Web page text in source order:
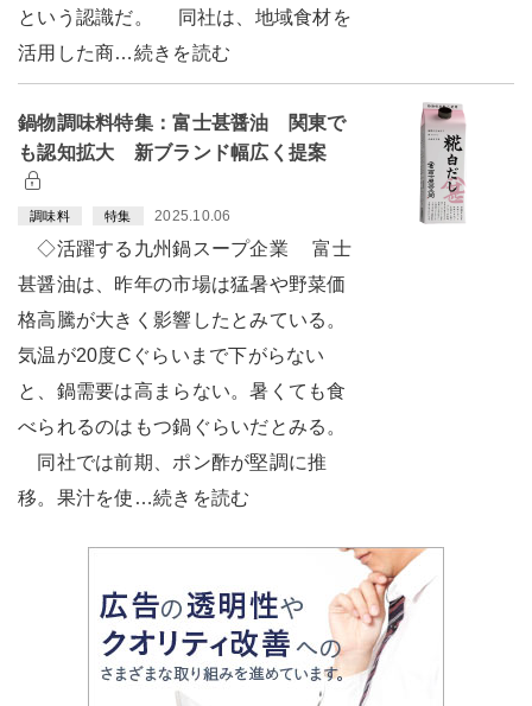
という認識だ。 同社は、地域食材を
活用した商…続きを読む
鍋物調味料特集：富士甚醤油 関東で
も認知拡大 新ブランド幅広く提案
調味料 特集 2025.10.06
◇活躍する九州鍋スープ企業 富士
甚醤油は、昨年の市場は猛暑や野菜価
格高騰が大きく影響したとみている。
気温が20度Cぐらいまで下がらない
と、鍋需要は高まらない。暑くても食
べられるのはもつ鍋ぐらいだとみる。
同社では前期、ポン酢が堅調に推
移。果汁を使…続きを読む